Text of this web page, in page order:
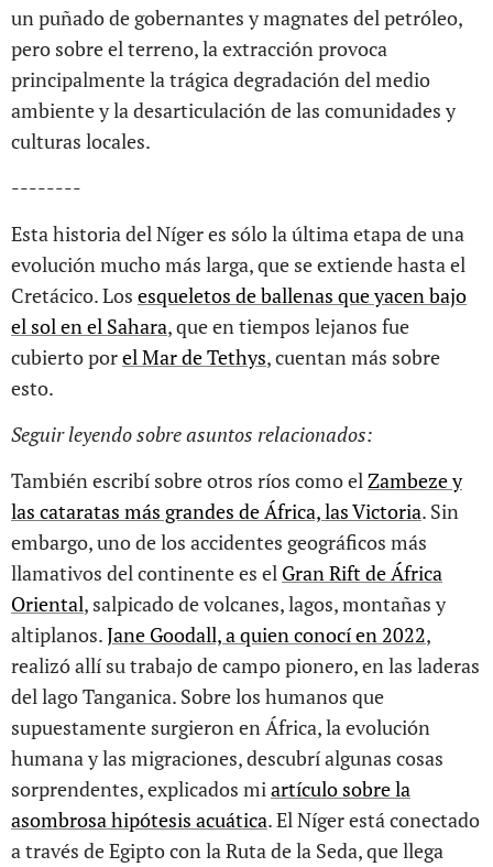
un puñado de gobernantes y magnates del petróleo,
pero sobre el terreno, la extracción provoca
principalmente la trágica degradación del medio
ambiente y la desarticulación de las comunidades y
culturas locales.
--------
Esta historia del Níger es sólo la última etapa de una
evolución mucho más larga, que se extiende hasta el
Cretácico. Los esqueletos de ballenas que yacen bajo
el sol en el Sahara, que en tiempos lejanos fue
cubierto porel Mar de Tethys, cuentan más sobre
esto.
Seguir leyendo sobre asuntos relacionados:
También escribí sobre otros ríos como elZambeze y
las cataratas más grandes de África, las Victoria. Sin
embargo, uno de los accidentes geográficos más
llamativos del continente es el Gran Rift de África
Oriental, salpicado de volcanes, lagos, montañas y
altiplanos.Jane Goodall, a quien conocí en 2022,
realizó allí su trabajo de campo pionero, en las laderas
del lago Tanganica. Sobre los humanos que
supuestamente surgieron en África, la evolución
humana y las migraciones, descubrí algunas cosas
sorprendentes, explicados miartículo sobre la
asombrosa hipótesis acuática. El Níger está conectado
a través de Egipto con la Ruta de la Seda, que llega